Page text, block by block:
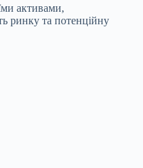
активами,
ринку та потенційну